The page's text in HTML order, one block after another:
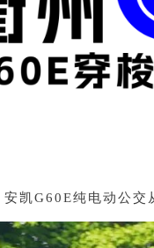
凯G60E纯电动公交